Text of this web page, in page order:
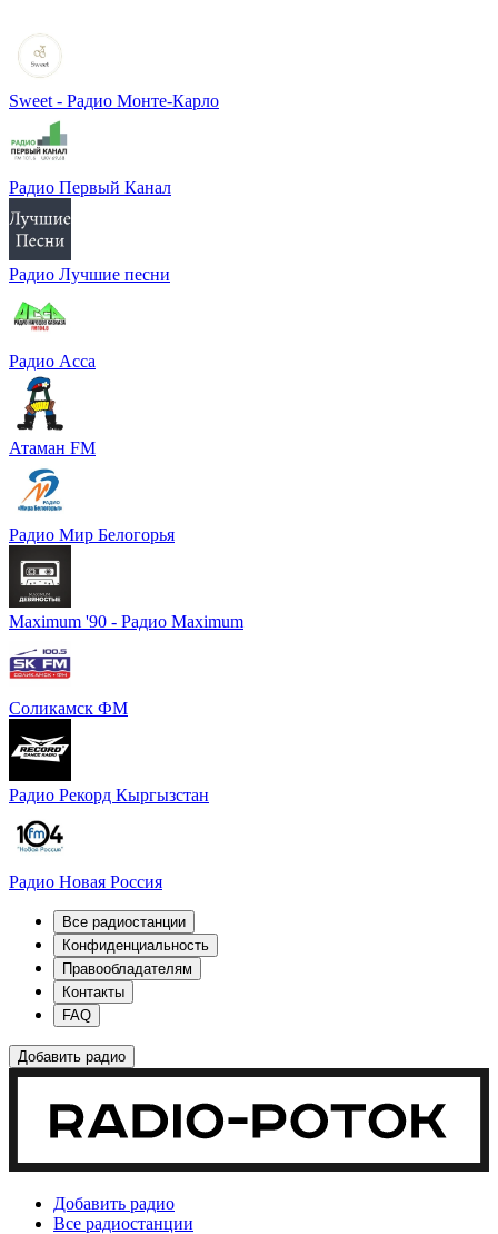
Sweet - Радио Монте-Карло
Радио Первый Канал
Радио Лучшие песни
Радио Асса
Атаман FM
Радио Мир Белогорья
Maximum '90 - Радио Maximum
Соликамск ФМ
Радио Рекорд Кыргызстан
Радио Новая Россия
Все радиостанции
Конфиденциальность
Правообладателям
Контакты
FAQ
Добавить радио
Добавить радио
Все радиостанции